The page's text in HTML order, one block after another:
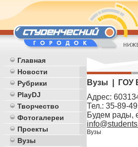
Главная
Новости
Рубрики
PlayDJ
Творчество
Фотогалереи
Проекты
Вузы
Вузы | ГОУ
Адрес:
Тел.: 35-89-49
Будем рады,
Вузы